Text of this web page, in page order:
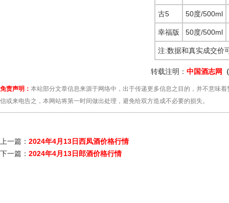
古5 50度/500ml
幸福版 50度/500ml
注:数据和真实成交价
转载注明： 中国酒志网
免责声明： 本站部分文章信息来源于网络中，出于传递更多信息之目的，并不意味
信或来电告之，本网站将第一时间做出处理，避免给双方造成不必要的损失。
上一篇： 2024年4月13日西凤酒价格行情
下一篇： 2024年4月13日郎酒价格行情